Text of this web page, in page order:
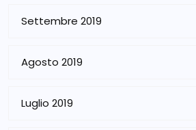
Settembre 2019
Agosto 2019
Luglio 2019